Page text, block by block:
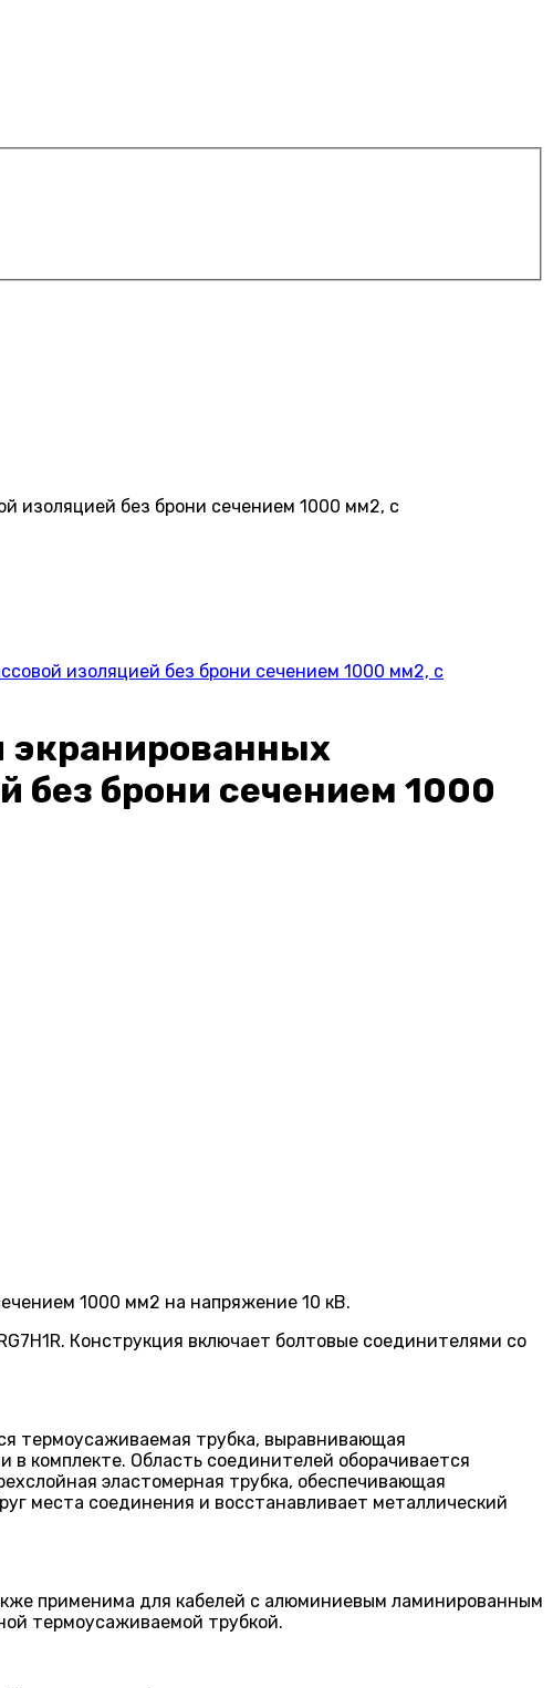
изоляцией без брони сечением 1000 мм2, с
изоляцией без брони сечением 1000 мм2, с
экранированных
без брони сечением 1000
1000 мм2 на напряжение 10 кВ.
Конструкция включает болтовые соединителями со
термоусаживаемая трубка, выравнивающая
комплекте. Область соединителей оборачивается
эластомерная трубка, обеспечивающая
места соединения и восстанавливает металлический
применима для кабелей с алюминиевым ламинированным
термоусаживаемой трубкой.